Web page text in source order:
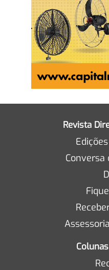
Revista
Conversa